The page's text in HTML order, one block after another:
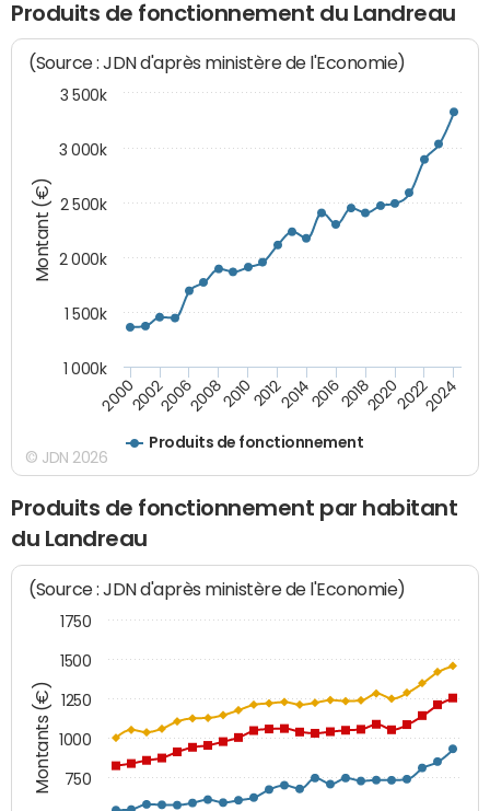
Produits de fonctionnement du Landreau
Montant (€)
(Source : JDN d'après ministère de l'Economie)
Produits de fonctionnement
200020022006200820102012201420162018202020222024
1 000k
1 500k
2 000k
2 500k
3 000k
3 500k
© JDN 2026
Produits de fonctionnement par habitant
du Landreau
Montants (€)
(Source : JDN d'après ministère de l'Economie)
750
1000
1250
1500
1750